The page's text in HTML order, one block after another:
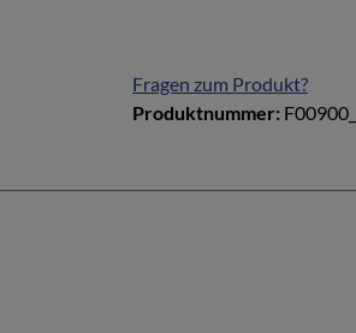
Fragen zum Produkt?
Produktnummer: